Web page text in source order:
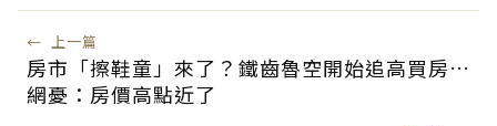
← 上一篇
房市「擦鞋童」來了？鐵齒魯空開始追高買房…
網憂：房價高點近了